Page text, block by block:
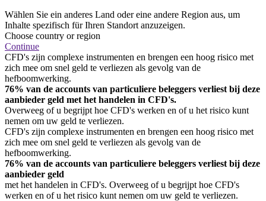
Wählen Sie ein anderes Land oder eine andere Region aus, um
Inhalte spezifisch für Ihren Standort anzuzeigen.
Choose country or region
Continue
CFD's zijn complexe instrumenten en brengen een hoog risico met
zich mee om snel geld te verliezen als gevolg van de
hefboomwerking.
76% van de accounts van particuliere beleggers verliest bij deze
aanbieder geld met het handelen in CFD's.
Overweeg of u begrijpt hoe CFD's werken en of u het risico kunt
nemen om uw geld te verliezen.
CFD's zijn complexe instrumenten en brengen een hoog risico met
zich mee om snel geld te verliezen als gevolg van de
hefboomwerking.
76% van de accounts van particuliere beleggers verliest bij deze
aanbieder geld
met het handelen in CFD's. Overweeg of u begrijpt hoe CFD's
werken en of u het risico kunt nemen om uw geld te verliezen.